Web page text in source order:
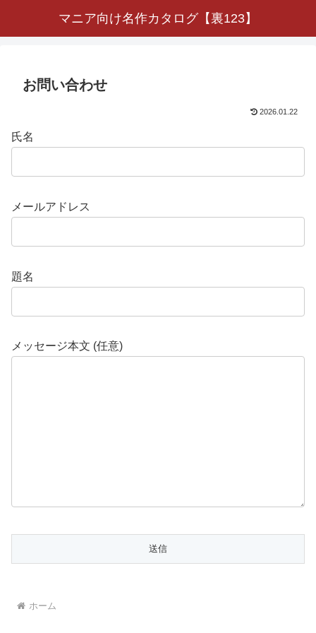
マニア向け名作カタログ【裏123】
お問い合わせ
2026.01.22
氏名
メールアドレス
題名
メッセージ本文 (任意)
ホーム